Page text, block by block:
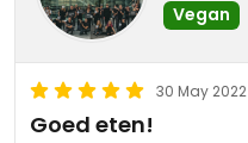
Vegan
30 May 2022
Goed eten!